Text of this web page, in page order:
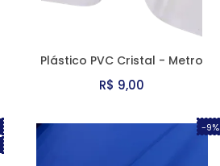
Plástico PVC Cristal - Metro
R$ 9,00
-9%